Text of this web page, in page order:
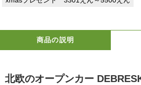
商品の説明
北欧のオープンカー